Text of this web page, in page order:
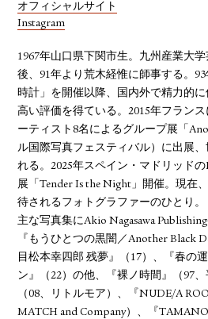
オフィシャルサイト
Instagram
1967年山口県下関市生。九州産業大
後、91年より荒木経惟に師事する。
時計」を開催以降、国内外で精力的
高い評価を得ている。2015年フラン
ーティスト8名によるグループ展「
ル国際写真フェスティバル）に出展
れる。2025年スペイン・マドリッドの
展「Tender Is the Night」開催。現在
待されるフォトグラファーのひとり。
主な写真集にAkio Nagasawa
『もうひとつの黒闇／Another Black
目松本幸四郎 残夢』（17）、『春の
ン』（22）の他、『裸ノ時間』（97
（08、リトルモア）、『NUDE/A
MATCH and Company）、『